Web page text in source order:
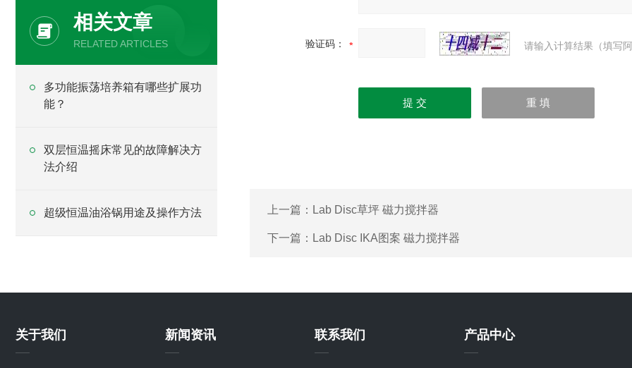
验证码： 请输入计算结果（填写
上一篇： Lab Disc草坪 磁力搅拌器
下一篇： Lab Disc IKA图案 磁力搅拌器
相关文章
RELATED ARTICLES
多功能振荡培养箱有哪些扩展功
能？
双层恒温摇床常见的故障解决方
法介绍
超级恒温油浴锅用途及操作方法
关于我们 新闻资讯 联系我们 产品中心